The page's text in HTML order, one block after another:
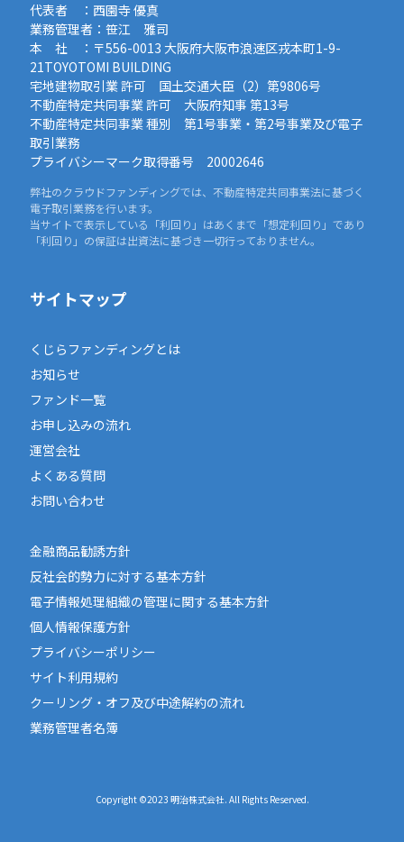
代表者 ：西園寺 優真
業務管理者：笹江 雅司
本 社 ：〒556-0013 大阪府大阪市浪速区戎本町1-9-
21TOYOTOMI BUILDING
宅地建物取引業 許可 国土交通大臣（2）第9806号
不動産特定共同事業 許可 大阪府知事 第13号
不動産特定共同事業 種別 第1号事業・第2号事業及び電子
取引業務
プライバシーマーク取得番号 20002646
弊社のクラウドファンディングでは、不動産特定共同事業法に基づく
電子取引業務を行います。
当サイトで表示している「利回り」はあくまで「想定利回り」であり
「利回り」の保証は出資法に基づき一切行っておりません。
サイトマップ
くじらファンディングとは
お知らせ
ファンド一覧
お申し込みの流れ
運営会社
よくある質問
お問い合わせ
金融商品勧誘方針
反社会的勢力に対する基本方針
電子情報処理組織の管理に関する基本方針
個人情報保護方針
プライバシーポリシー
サイト利用規約
クーリング・オフ及び中途解約の流れ
業務管理者名簿
Copyright ©2023 明治株式会社. All Rights Reserved.